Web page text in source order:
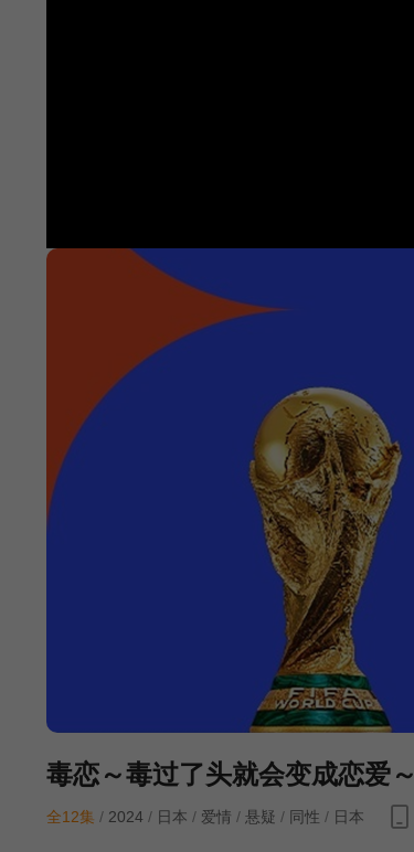
毒恋～毒过了头就会变成恋爱～
全12集 / 2024 / 日本 / 爱情 / 悬疑 / 同性 / 日本